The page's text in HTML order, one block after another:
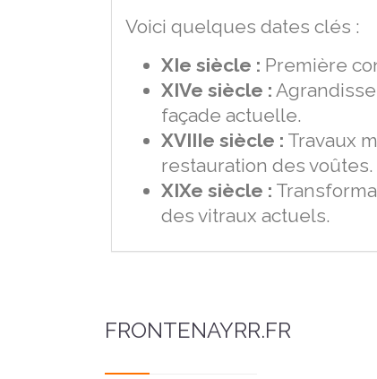
Voici quelques dates clés :
XIe siècle : Première
XIVe siècle :
façade actuelle.
XVIIIe siècle : Travaux
restauration des voûtes.
XIXe siècle :
des vitraux actuels.
FRONTENAYRR.FR